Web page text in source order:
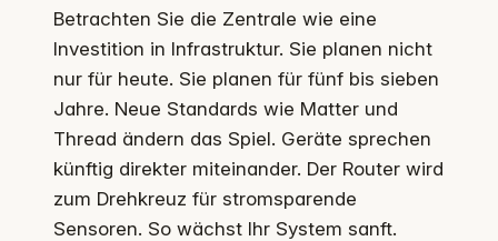
Betrachten Sie die Zentrale wie eine
Investition in Infrastruktur. Sie planen nicht
nur für heute. Sie planen für fünf bis sieben
Jahre. Neue Standards wie Matter und
Thread ändern das Spiel. Geräte sprechen
künftig direkter miteinander. Der Router wird
zum Drehkreuz für stromsparende
Sensoren. So wächst Ihr System sanft.